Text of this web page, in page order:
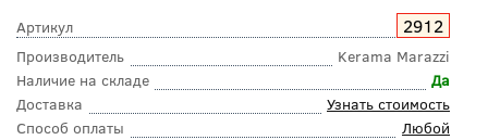
Артикул 2912
Производитель
Kerama Marazzi
Наличие на складе
Да
Доставка
Узнать стоимость
Способ оплаты
Любой